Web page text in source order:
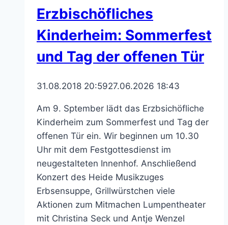
Erzbischöfliches
Kinderheim: Sommerfest
und Tag der offenen Tür
31.08.2018 20:5927.06.2026 18:43
Am 9. Sptember lädt das Erzbsichöfliche
Kinderheim zum Sommerfest und Tag der
offenen Tür ein. Wir beginnen um 10.30
Uhr mit dem Festgottesdienst im
neugestalteten Innenhof. Anschließend
Konzert des Heide Musikzuges
Erbsensuppe, Grillwürstchen viele
Aktionen zum Mitmachen Lumpentheater
mit Christina Seck und Antje Wenzel